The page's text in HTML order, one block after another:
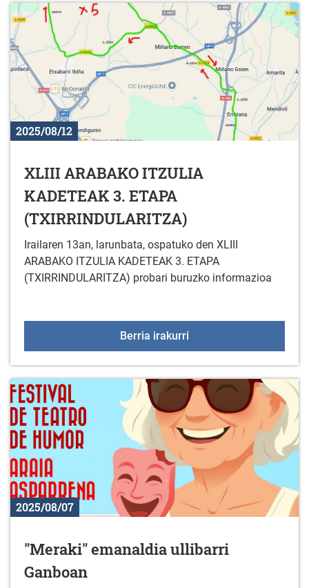
2025/08/12
XLIII ARABAKO ITZULIA
KADETEAK 3. ETAPA
(TXIRRINDULARITZA)
Irailaren 13an, larunbata, ospatuko den XLIII
ARABAKO ITZULIA KADETEAK 3. ETAPA
(TXIRRINDULARITZA) probari buruzko informazioa
Berria irakurri
2025/08/07
"Meraki" emanaldia ullibarri
Ganboan